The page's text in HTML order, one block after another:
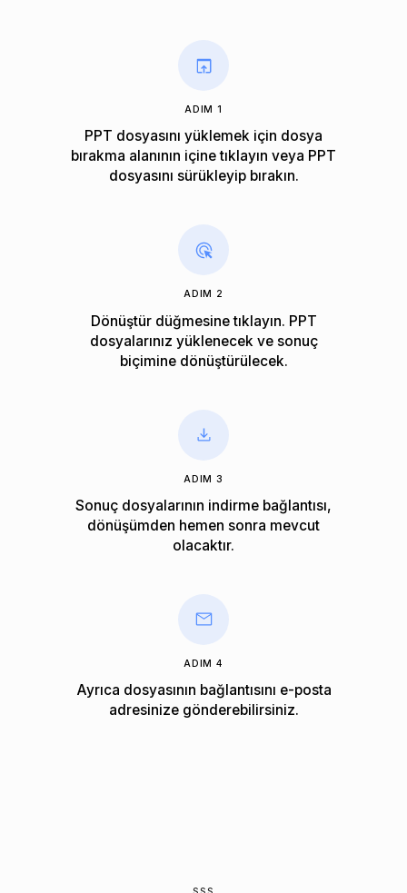
ADIM 1
PPT dosyasını yüklemek için dosya
bırakma alanının içine tıklayın veya PPT
dosyasını sürükleyip bırakın.
ADIM 2
Dönüştür düğmesine tıklayın. PPT
dosyalarınız yüklenecek ve sonuç
biçimine dönüştürülecek.
ADIM 3
Sonuç dosyalarının indirme bağlantısı,
dönüşümden hemen sonra mevcut
olacaktır.
ADIM 4
Ayrıca dosyasının bağlantısını e-posta
adresinize gönderebilirsiniz.